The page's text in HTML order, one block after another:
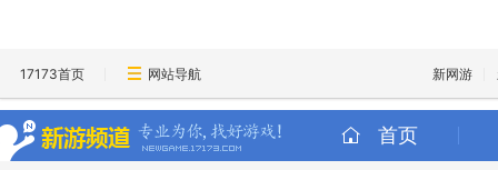
17173首页 网站导航 新网游
首页